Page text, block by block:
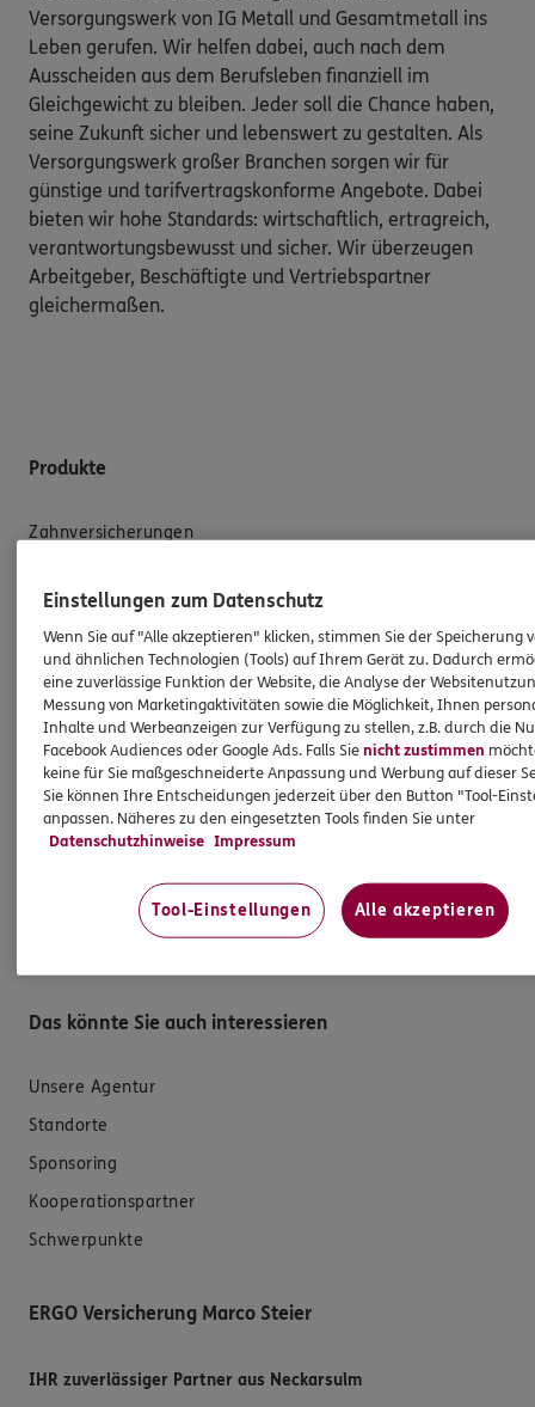
Versorgungswerk von IG Metall und Gesamtmetall ins
Leben gerufen. Wir helfen dabei, auch nach dem
Ausscheiden aus dem Berufsleben finanziell im
Gleichgewicht zu bleiben. Jeder soll die Chance haben,
seine Zukunft sicher und lebenswert zu gestalten. Als
Versorgungswerk großer Branchen sorgen wir für
günstige und tarifvertragskonforme Angebote. Dabei
bieten wir hohe Standards: wirtschaftlich, ertragreich,
verantwortungsbewusst und sicher. Wir überzeugen
Arbeitgeber, Beschäftigte und Vertriebspartner
gleichermaßen.
Produkte
Zahnversicherungen
Krankenversicherung
Versicherungen für den privaten Bedarf
Versicherungen für Geschäftskunden
Hilfe & Services
E-Mail schreiben
Schaden melden
Erstkontaktinformationen
EU-Offenlegungsvereinbarung
Das könnte Sie auch interessieren
Unsere Agentur
Standorte
Sponsoring
Kooperationspartner
Schwerpunkte
ERGO Versicherung Marco Steier
IHR zuverlässiger Partner aus Neckarsulm
Einstellungen zum Datenschutz
Wenn Sie auf "Alle akzeptieren" klicken, stimmen Sie der Speicherung
und ähnlichen Technologien (Tools) auf Ihrem Gerät zu. Dadurch
eine zuverlässige Funktion der Website, die Analyse der
Messung von Marketingaktivitäten sowie die Möglichkeit, Ihnen
Inhalte und Werbeanzeigen zur Verfügung zu stellen, z.B. durch die
Facebook Audiences oder Google Ads. Falls Sienicht zustimmen
keine für Sie maßgeschneiderte Anpassung und Werbung auf dieser
Sie können Ihre Entscheidungen jederzeit über den Button "Tool-
anpassen. Näheres zu den eingesetzten Tools finden Sie unter
Datenschutzhinweise Impressum
Tool-Einstellungen Alle akzeptieren